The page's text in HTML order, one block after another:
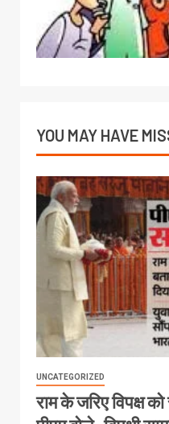
YOU MAY HAVE
UNCATEGORIZED
राम के जरिए